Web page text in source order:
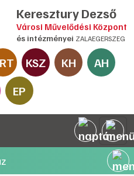
Keresztury Dezső
Városi Művelődési Központ
és intézményei ZALAEGERSZEG
KSZ KH
AH
EP